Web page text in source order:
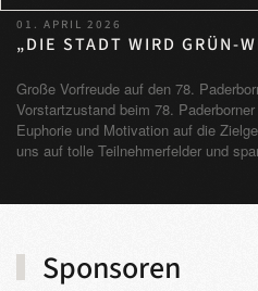
01. APRIL 2026
„DIE STADT WIRD GRÜN-
Große Vorfreude auf den 78.
Vorstartzustand beim 78.
Euphorie und Motivation auf die
uns auf tolle Teilnehmerfelder und
Sponsoren